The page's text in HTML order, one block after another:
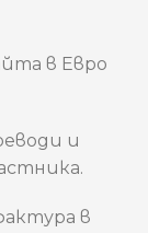
в Евро
и
в